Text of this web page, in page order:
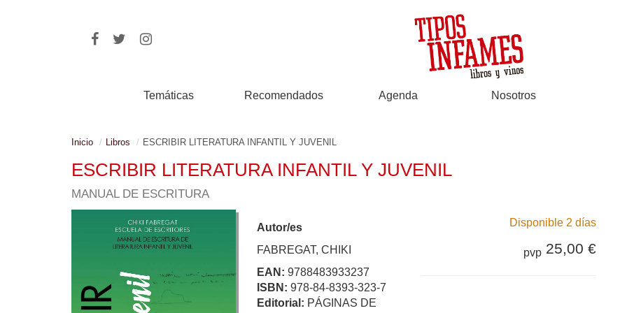
Temáticas Recomendados Agenda Nosotros
Inicio Libros ESCRIBIR LITERATURA INFANTIL Y JUVENIL
ESCRIBIR LITERATURA INFANTIL Y JUVENIL
MANUAL DE ESCRITURA
Autor/es
FABREGAT, CHIKI
EAN: 9788483933237
ISBN: 978-84-8393-323-7
Editorial: PÁGINAS DE
Disponible 2 días
pvp 25,00 €